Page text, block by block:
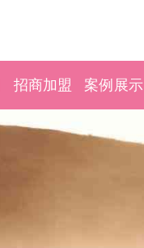
招商加盟 案例展示